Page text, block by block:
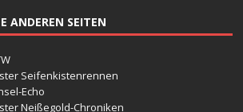
ANDEREN SEITEN
Seifenkistenrennen
Echo
Neißegold-Chroniken